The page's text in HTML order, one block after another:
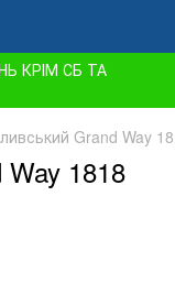
КРІМ СБ ТА
Grand Way
1818